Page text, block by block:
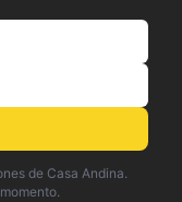
de Casa Andina.